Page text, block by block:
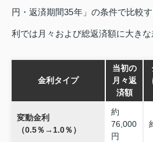
円・返済期間35年」の条件で比較
利では月々および総返済額に大きな
金利タイプ
当初の
月々返
済額
変動金利
（0.5％→1.0％）
約
76,000
円